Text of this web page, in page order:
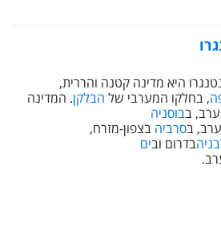
היא מדינה קטנה והררית,
, בחלקו המערבי של הבלקן. המדינה
בבוסניה
בסרביה בצפון-מזרח,
בדרום ובים